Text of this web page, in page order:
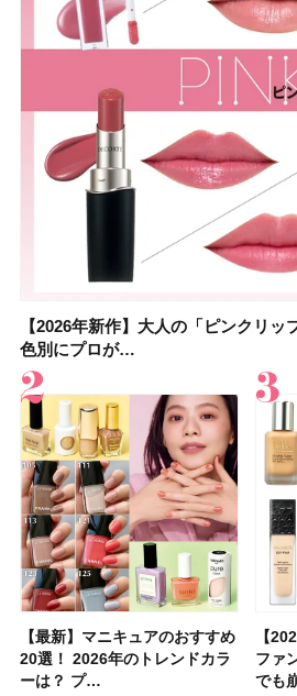
【2026年新作】大人の「ピンクリ
色別にプロが…
【最新】マニキュアのおすすめ
20選！ 2026年のトレンドカラ
ーは？ プ…
【
ファ
でも
【上田竜也さんのマイベストコスメ
したからこそ愛が深…
【石井美保さん】おすすめの
「ブライトニング」11選！ ス
キンケアからサプ…
【ク
リニ
挙紹
【2026年新作】大人の「ピンクリ
色別にプロが…
【最新】マニキュアのおすすめ
20選！ 2026年のトレンドカラ
ーは？ プ…
【
ファ
でも
【2026夏】「香水・フレグランス
容マニア・マ…
【2026年】ボディ用日焼け止
めUVのおすすめ20選！ この夏
注目の人気…
【
ンキ
集団
【2026年最新】ダイエットや腸活に
ク6選！ 美活…
【2026夏】「歯磨き粉・オー
ラルケア」ランキングTOP5！
＜美容マニア…
【板
近、
です
【2026年夏】40代におすすめの髪
入れが楽な…
【2026年夏】おすすめの髪型
36選！ショート・ボブ・ミディ
アム・ロング…
【
ブの
りっ
【フォロー＆いいねで当たる】中国
を1組2名様にプ…
【鈴木えみさんの愛用品30選】
コスメ・スキンケア・ヘアケア
etc.お気に…
【無
素材
るだ
【セザンヌ】8/7新色追加！「ウォ
」10モモピュ…
【ルナソルアイシャドウ】アイ
カラーレーションN新色・限定
色をイエベ・ブ…
【セ
シー
に発